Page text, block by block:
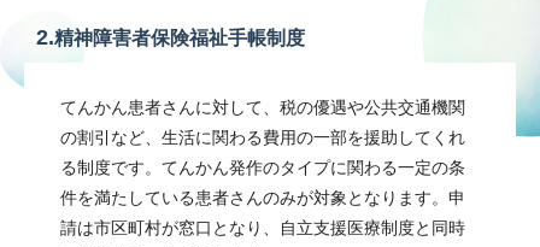
2.精神障害者保険福祉手帳制度
てんかん患者さんに対して、税の優遇や公共交通機関
の割引など、生活に関わる費用の一部を援助してくれ
る制度です。てんかん発作のタイプに関わる一定の条
件を満たしている患者さんのみが対象となります。申
請は市区町村が窓口となり、自立支援医療制度と同時